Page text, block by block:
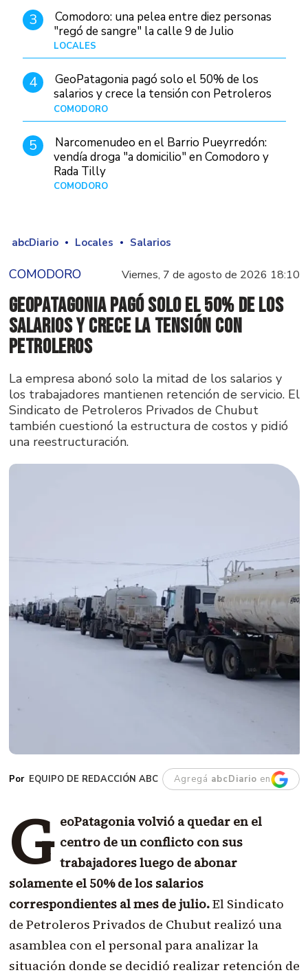
3
Comodoro: una pelea entre diez personas
"regó de sangre" la calle 9 de Julio
LOCALES
4
GeoPatagonia pagó solo el 50% de los
salarios y crece la tensión con Petroleros
COMODORO
5
Narcomenudeo en el Barrio Pueyrredón:
vendía droga "a domicilio" en Comodoro y
Rada Tilly
COMODORO
abcDiario Locales Salarios
COMODORO Viernes, 7 de agosto de 2026 18:10
GeoPatagonia pagó solo el 50% de los
salarios y crece la tensión con
Petroleros
La empresa abonó solo la mitad de los salarios y
los trabajadores mantienen retención de servicio. El
Sindicato de Petroleros Privados de Chubut
también cuestionó la estructura de costos y pidió
una reestructuración.
EQUIPO DE REDACCIÓN ABC Agregá abcDiario en
G eoPatagonia volvió a quedar en el
centro de un conflicto con sus
trabajadores luego de abonar
solamente el 50% de los salarios
correspondientes al mes de julio.El Sindicato
de Petroleros Privados de Chubut realizó una
asamblea con el personal para analizar la
situación donde se decidió realizar retención de